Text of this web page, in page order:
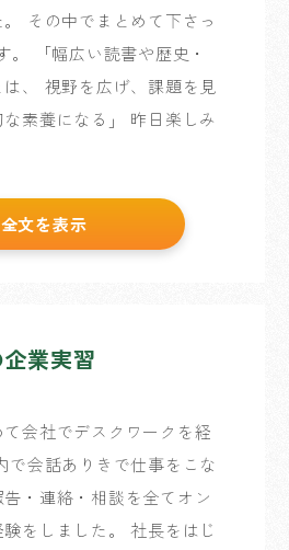
その中でまとめて下さっ
。 「幅広い読書や歴史・
、 視野を広げ、課題を見
素養になる」 昨日楽しみ
全文を表示
業実習
会社でデスクワークを経
で会話ありきで仕事をこな
・連絡・相談を全てオン
をしました。 社長をはじ